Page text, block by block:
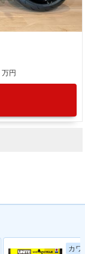
万円
カワ